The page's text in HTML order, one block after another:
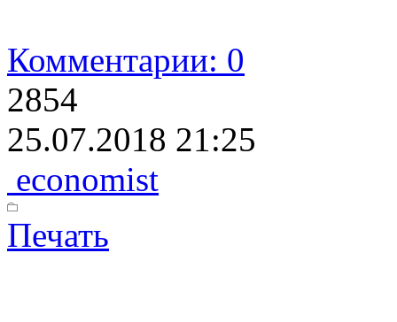
Комментарии: 0
2854
25.07.2018 21:25
economist
Печать